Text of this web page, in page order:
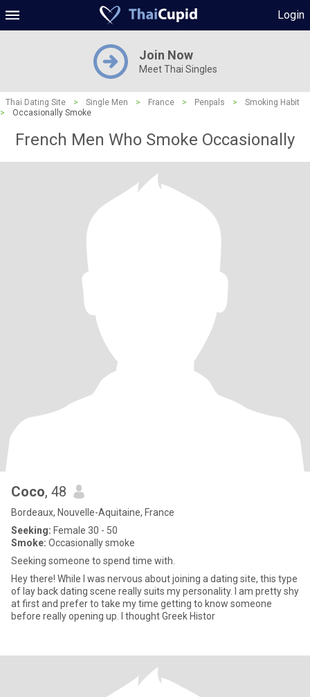
Login
Join Now
Meet Thai Singles
Thai Dating Site > Single Men > France > Penpals >
Smoking Habit
>
Occasionally Smoke
French Men Who Smoke Occasionally
Coco, 48
Bordeaux, Nouvelle-Aquitaine, France
Seeking: Female 30 - 50
Smoke: Occasionally smoke
Seeking someone to spend time with.
Hey there! While I was nervous about joining a dating site, this type
of lay back dating scene really suits my personality. I am pretty shy
at first and prefer to take my time getting to know someone
before really opening up. I thought Greek Histor